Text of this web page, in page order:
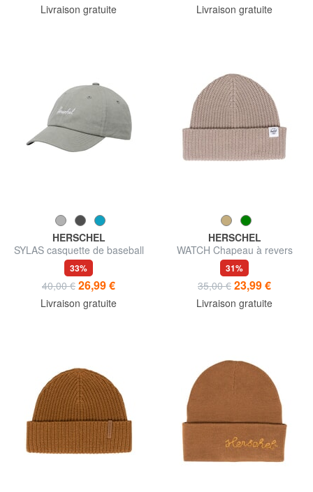
Livraison gratuite Livraison gratuite
HERSCHEL
SYLAS casquette de baseball
33%
40,00 € 26,99 €
Livraison gratuite
HERSCHEL
WATCH Chapeau à revers
31%
35,00 € 23,99 €
Livraison gratuite